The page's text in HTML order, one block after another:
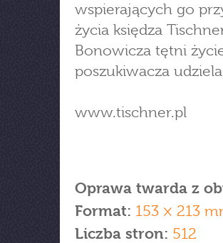
wspierających go
życia księdza
Bonowicza tętni
poszukiwacza
www.tischner.pl
Oprawa twarda z
Format: 153 × 213
Liczba stron: 512